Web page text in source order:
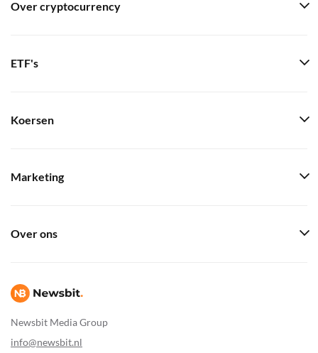
Newsbit Media Group
info@newsbit.nl
Over cryptocurrency
ETF's
Koersen
Marketing
Over ons